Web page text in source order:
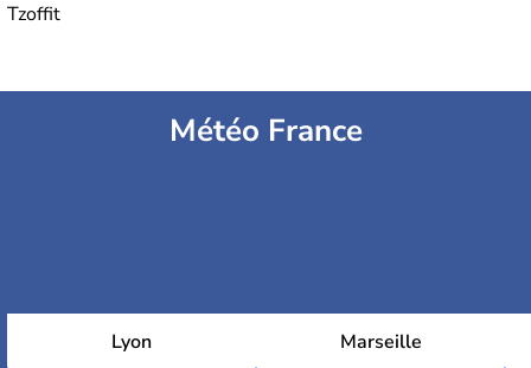
Tzoffit
Météo France
Lyon Marseille